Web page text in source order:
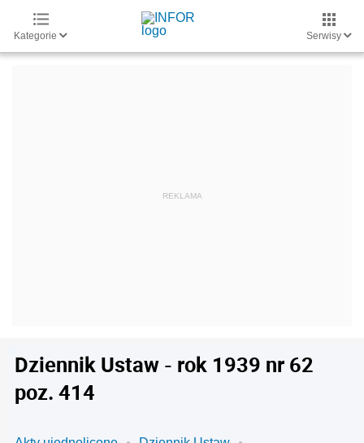
Kategorie Serwisy
Dziennik Ustaw - rok 1939 nr 62
poz. 414